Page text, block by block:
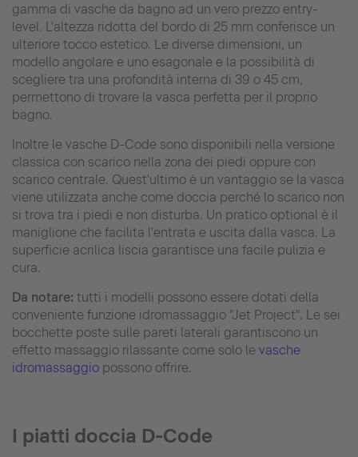
gamma di vasche da bagno ad un vero prezzo entry-
level. L'altezza ridotta del bordo di 25 mm conferisce un
ulteriore tocco estetico. Le diverse dimensioni, un
modello angolare e uno esagonale e la possibilità di
scegliere tra una profondità interna di 39 o 45 cm,
permettono di trovare la vasca perfetta per il proprio
bagno.
Inoltre le vasche D-Code sono disponibili nella versione
classica con scarico nella zona dei piedi oppure con
scarico centrale. Quest'ultimo è un vantaggio se la vasca
viene utilizzata anche come doccia perché lo scarico non
si trova tra i piedi e non disturba. Un pratico optional è il
maniglione che facilita l'entrata e uscita dalla vasca. La
superficie acrilica liscia garantisce una facile pulizia e
cura.
Da notare: tutti i modelli possono essere dotati della
conveniente funzione idromassaggio "Jet Project". Le sei
bocchette poste sulle pareti laterali garantiscono un
effetto massaggio rilassante come solo le vasche
idromassaggio possono offrire.
I piatti doccia D-Code